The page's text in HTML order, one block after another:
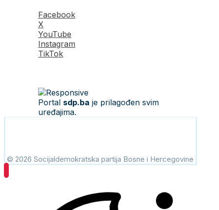
Facebook
X
YouTube
Instagram
TikTok
Portal sdp.ba je prilagođen svim
uređajima.
© 2026 Socijaldemokratska partija Bosne i Hercegovine